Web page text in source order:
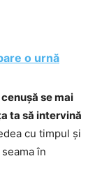
o urnă
se mai
ta să intervină
cu timpul și
în